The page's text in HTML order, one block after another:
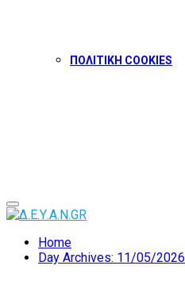
ΠΟΛΙΤΙΚΗ COOKIES
Primary
Menu
Home
Day Archives: 11/05/2026